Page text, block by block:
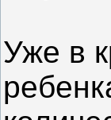
Уже в